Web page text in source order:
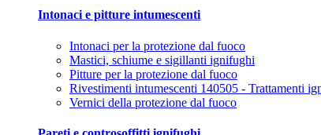
Intonaci e pitture intumescenti
Intonaci per la protezione dal fuoco
Mastici, schiume e sigillanti ignifughi
Pitture per la protezione dal fuoco
Rivestimenti intumescenti 140505 - Trattamenti
Vernici della protezione dal fuoco